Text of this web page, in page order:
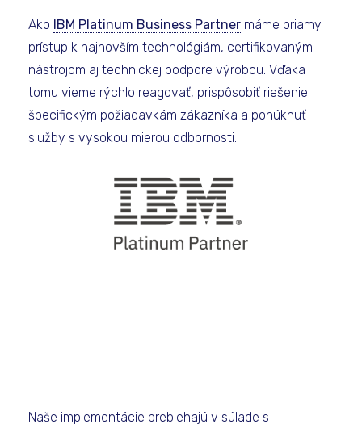
Ako IBM Platinum Business Partner máme priamy
prístup k najnovším technológiám, certifikovaným
nástrojom aj technickej podpore výrobcu. Vďaka
tomu vieme rýchlo reagovať, prispôsobiť riešenie
špecifickým požiadavkám zákazníka a ponúknuť
služby s vysokou mierou odbornosti.
Naše implementácie prebiehajú v súlade s